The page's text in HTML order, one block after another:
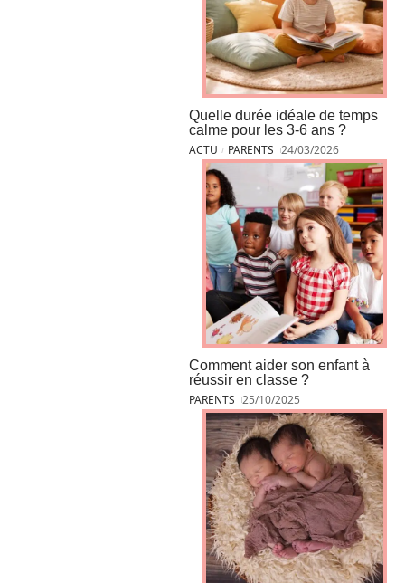
Quelle durée idéale de temps
calme pour les 3-6 ans ?
ACTU
PARENTS 24/03/2026
Comment aider son enfant à
réussir en classe ?
PARENTS 25/10/2025